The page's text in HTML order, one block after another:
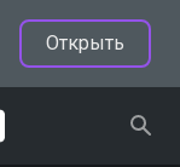
Открыть